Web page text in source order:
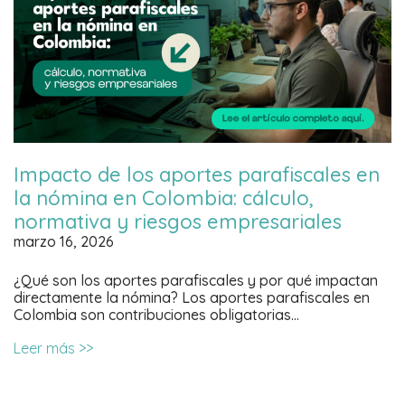
Impacto de los aportes parafiscales en
la nómina en Colombia: cálculo,
normativa y riesgos empresariales
marzo 16, 2026
¿Qué son los aportes parafiscales y por qué impactan
directamente la nómina? Los aportes parafiscales en
Colombia son contribuciones obligatorias…
Leer más >>